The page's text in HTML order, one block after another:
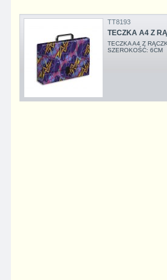
TT8193
TECZKA A4 Z
TECZKA A4 Z
SZEROKOŚĆ: 6CM